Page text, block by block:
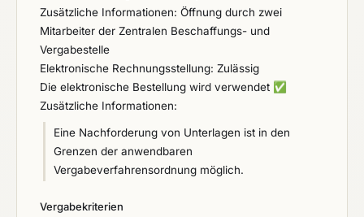
Zusätzliche Informationen: Öffnung durch zwei
Mitarbeiter der Zentralen Beschaffungs- und
Vergabestelle
Elektronische Rechnungsstellung: Zulässig
Die elektronische Bestellung wird verwendet ✅
Zusätzliche Informationen:
Eine Nachforderung von Unterlagen ist in den
Grenzen der anwendbaren
Vergabeverfahrensordnung möglich.
Vergabekriterien